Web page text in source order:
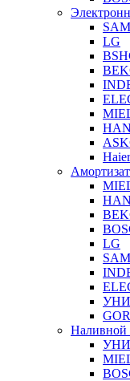
LG
Haier
LG
Наливной